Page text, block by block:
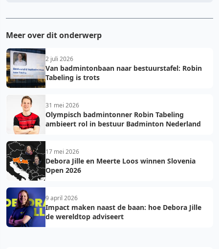
Meer over dit onderwerp
2 juli 2026
Van badmintonbaan naar bestuurstafel: Robin
Tabeling is trots
31 mei 2026
Olympisch badmintonner Robin Tabeling
ambieert rol in bestuur Badminton Nederland
17 mei 2026
Debora Jille en Meerte Loos winnen Slovenia
Open 2026
9 april 2026
Impact maken naast de baan: hoe Debora Jille
de wereldtop adviseert